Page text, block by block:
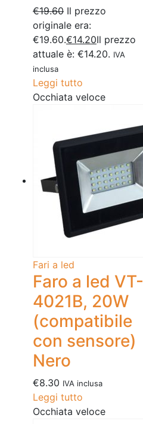
€19.60 Il prezzo
originale era:
€19.60.€14.20Il prezzo
attuale è: €14.20. IVA
inclusa
Leggi tutto
Occhiata veloce
Fari a led
Faro a led VT-
4021B, 20W
(compatibile
con sensore)
Nero
€8.30 IVA inclusa
Leggi tutto
Occhiata veloce